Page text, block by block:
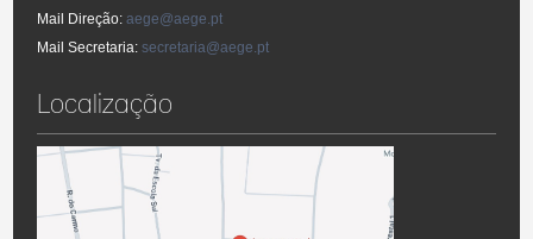
Mail Direção:aege@aege.pt
Mail Secretaria:secretaria@aege.pt
Localização